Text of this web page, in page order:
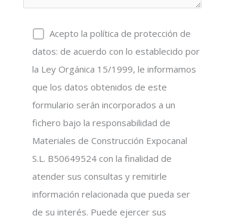
Acepto la política de protección de
datos: de acuerdo con lo establecido por
la Ley Orgánica 15/1999, le informamos
que los datos obtenidos de este
formulario serán incorporados a un
fichero bajo la responsabilidad de
Materiales de Construcción Expocanal
S.L. B50649524 con la finalidad de
atender sus consultas y remitirle
información relacionada que pueda ser
de su interés. Puede ejercer sus